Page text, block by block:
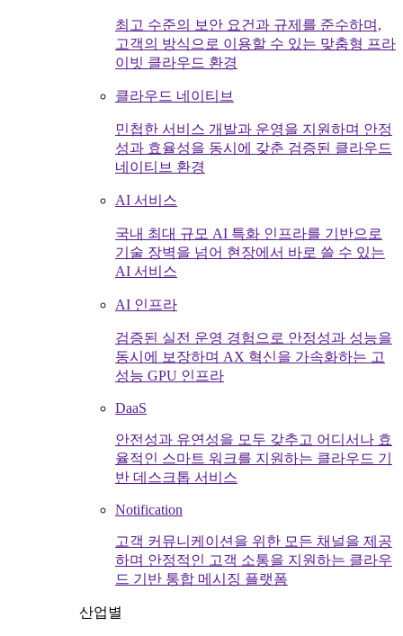
최고 수준의 보안 요건과 규제를 준수하며,
고객의 방식으로 이용할 수 있는 맞춤형 프라
이빗 클라우드 환경
클라우드 네이티브
민첩한 서비스 개발과 운영을 지원하며 안정
성과 효율성을 동시에 갖춘 검증된 클라우드
네이티브 환경
AI 서비스
국내 최대 규모 AI 특화 인프라를 기반으로
기술 장벽을 넘어 현장에서 바로 쓸 수 있는
AI 서비스
AI 인프라
검증된 실전 운영 경험으로 안정성과 성능을
동시에 보장하며 AX 혁신을 가속화하는 고
성능 GPU 인프라
DaaS
안전성과 유연성을 모두 갖추고 어디서나 효
율적인 스마트 워크를 지원하는 클라우드 기
반 데스크톱 서비스
Notification
고객 커뮤니케이션을 위한 모든 채널을 제공
하며 안정적인 고객 소통을 지원하는 클라우
드 기반 통합 메시징 플랫폼
산업별